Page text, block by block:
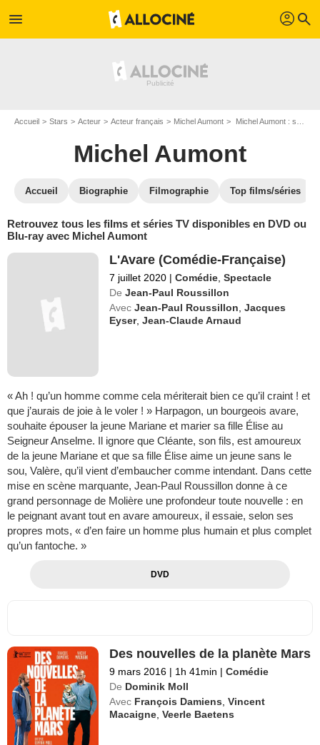
menu profil search
Accueil Stars Acteur Acteur français Michel Aumont Michel Aumont : ses Blu-Ray, DVD, VOD, SVOD
Michel Aumont
Accueil Biographie Filmographie Top films/séries
Retrouvez tous les films et séries TV disponibles en DVD ou
Blu-ray avec Michel Aumont
L'Avare (Comédie-Française)
7 juillet 2020 | Comédie ,Spectacle
De Jean-Paul Roussillon
Avec Jean-Paul Roussillon ,Jacques
Eyser,Jean-Claude Arnaud
« Ah ! qu’un homme comme cela mériterait bien ce qu’il craint ! et
que j’aurais de joie à le voler ! » Harpagon, un bourgeois avare,
souhaite épouser la jeune Mariane et marier sa fille Élise au
Seigneur Anselme. Il ignore que Cléante, son fils, est amoureux
de la jeune Mariane et que sa fille Élise aime un jeune sans le
sou, Valère, qu’il vient d’embaucher comme intendant. Dans cette
mise en scène marquante, Jean-Paul Roussillon donne à ce
grand personnage de Molière une profondeur toute nouvelle : en
le peignant avant tout en avare amoureux, il essaie, selon ses
propres mots, « d’en faire un homme plus humain et plus complet
qu’un fantoche. »
DVD
Des nouvelles de la planète Mars
9 mars 2016 | 1h 41min | Comédie
De Dominik Moll
Avec François Damiens ,Vincent
Macaigne ,Veerle Baetens